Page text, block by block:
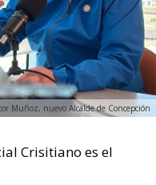
Muñoz, nuevo Alcalde de Concepción
Crisitiano es el